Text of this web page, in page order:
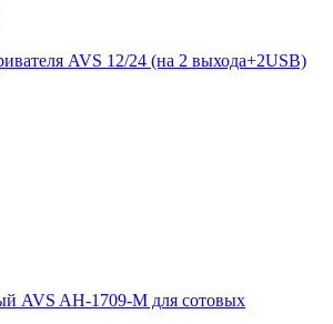
AVS 12/24 (на 2 выхода+2USB)
AVS AH-1709-M для сотовых